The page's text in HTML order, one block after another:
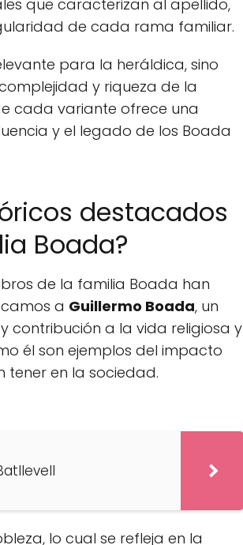
que caracterizan al apellido,
de cada rama familiar.
para la heráldica, sino
y riqueza de la
cada variante ofrece una
y el legado de los Boada
destacados
Boada?
de la familia Boada han
a Guillermo Boada, un
contribución a la vida religiosa y
él son ejemplos del impacto
tener en la sociedad.
lo cual se refleja en la